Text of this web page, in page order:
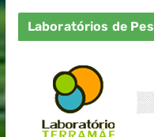
Laboratórios de